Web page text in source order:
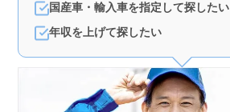
国産車・輸入車を指定して探したい
年収を上げて探したい